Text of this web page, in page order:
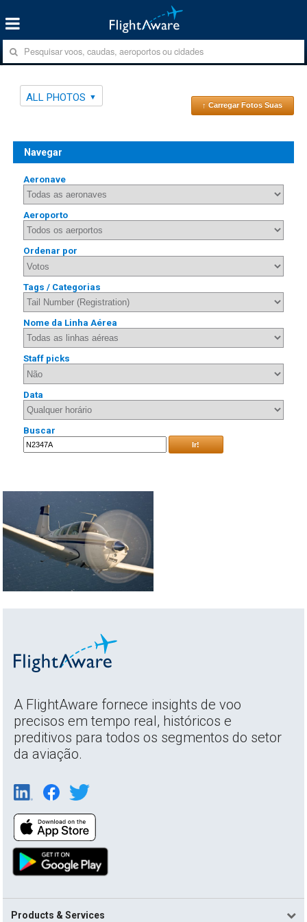
ALL PHOTOS
↑ Carregar Fotos Suas
Navegar
Aeronave
Aeroporto
Ordenar por
Tags / Categorias
Nome da Linha Aérea
Staff picks
Data
Buscar
Ir!
A FlightAware fornece insights de voo
precisos em tempo real, históricos e
preditivos para todos os segmentos do setor
da aviação.
Products & Services